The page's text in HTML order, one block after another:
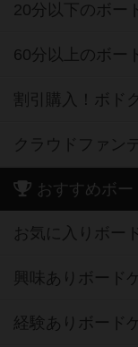
20分以下のボー
60分以上のボー
割引購入！ボド
クラウドファン
おすすめボー
お気に入りボー
興味ありボード
経験ありボード